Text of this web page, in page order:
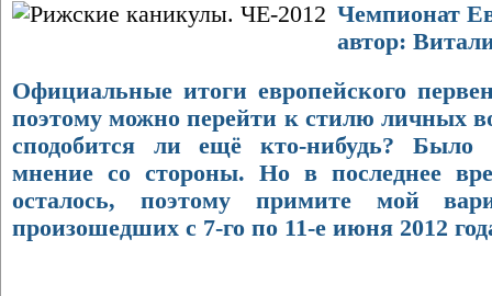
Чемпионат
автор:
Официальные итоги европейского
поэтому можно перейти к стилю личных
сподобится ли ещё кто-нибудь? Было
мнение со стороны. Но в последнее
осталось, поэтому примите мой
произошедших с 7-го по 11-е июня 2012